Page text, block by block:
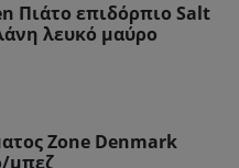
Πιάτο επιδόρπιο Salt
λευκό μαύρο
Zone Denmark
μπεζ